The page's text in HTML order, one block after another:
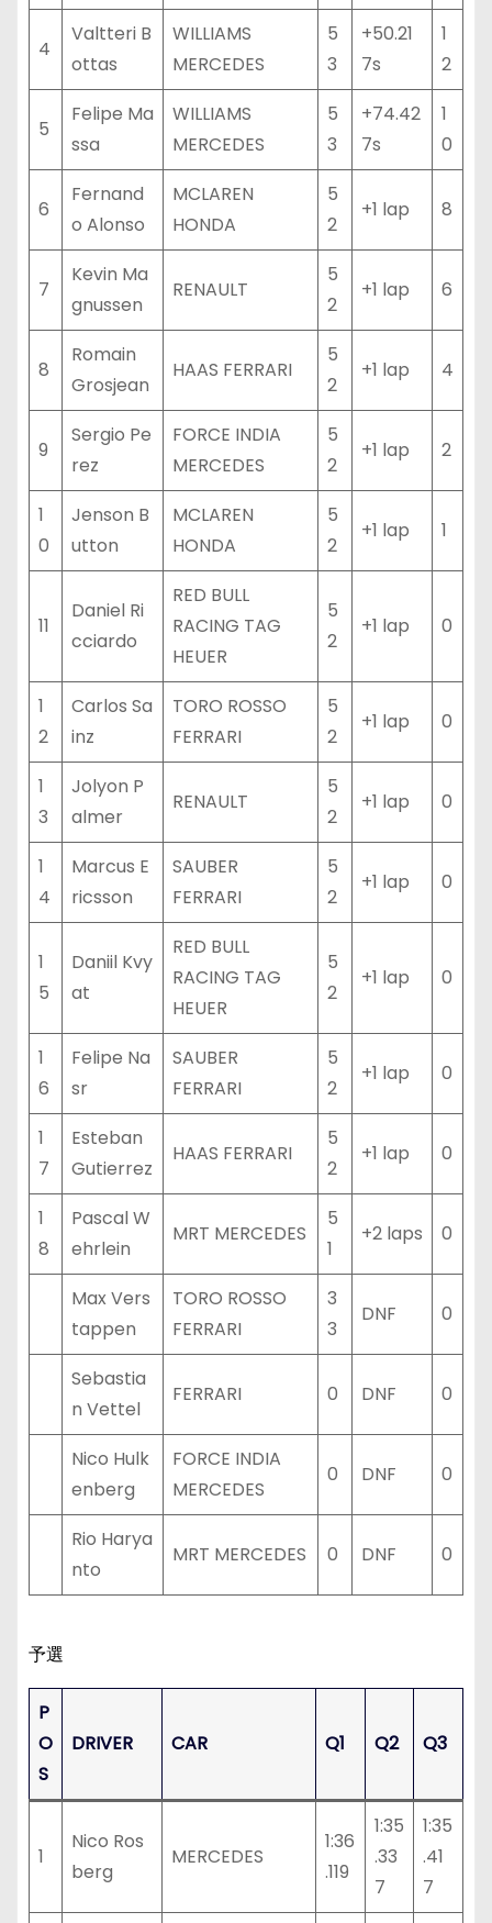
4
Valtteri B
ottas
WILLIAMS
MERCEDES
5
3
+50.21
7s
1
2
5
Felipe Ma
ssa
WILLIAMS
MERCEDES
5
3
+74.42
7s
1
0
6
Fernand
o Alonso
MCLAREN
HONDA
5
2
+1 lap 8
7
Kevin Ma
gnussen
RENAULT
5
2
+1 lap 6
8
Romain
Grosjean
HAAS FERRARI
5
2
+1 lap 4
9
Sergio Pe
rez
FORCE INDIA
MERCEDES
5
2
+1 lap 2
1
0
Jenson B
utton
MCLAREN
HONDA
5
2
+1 lap 1
11
Daniel Ri
cciardo
RED BULL
RACING TAG
HEUER
5
2
+1 lap 0
1
2
Carlos Sa
inz
TORO ROSSO
FERRARI
5
2
+1 lap 0
1
3
Jolyon P
almer
RENAULT
5
2
+1 lap 0
1
4
Marcus E
ricsson
SAUBER
FERRARI
5
2
+1 lap 0
1
5
Daniil Kvy
at
RED BULL
RACING TAG
HEUER
5
2
+1 lap 0
1
6
Felipe Na
sr
SAUBER
FERRARI
5
2
+1 lap 0
1
7
Esteban
Gutierrez
HAAS FERRARI
5
2
+1 lap 0
1
8
Pascal W
ehrlein
MRT MERCEDES
5
1
+2 laps 0
Max Vers
tappen
TORO ROSSO
FERRARI
3
3
DNF 0
Sebastia
n Vettel
FERRARI 0 DNF 0
Nico Hulk
enberg
FORCE INDIA
MERCEDES
0 DNF 0
Rio Harya
nto
MRT MERCEDES 0 DNF 0
予選
P
O
S
DRIVER CAR Q1 Q2 Q3
1
Nico Ros
berg
MERCEDES
1:36
.119
1:35
.33
7
1:35
.41
7